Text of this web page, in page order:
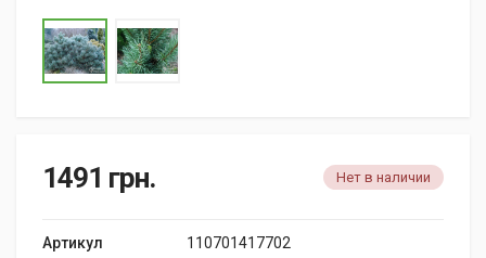
1491 грн. Нет в наличии
Артикул
110701417702